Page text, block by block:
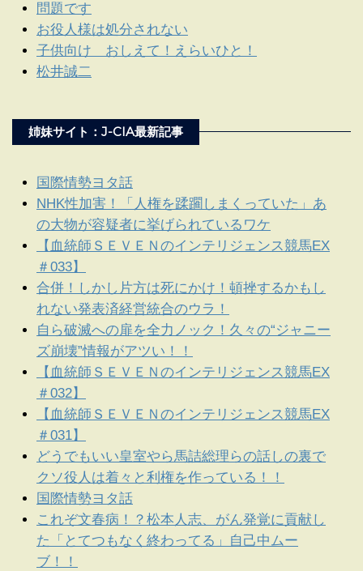
問題です
お役人様は処分されない
子供向け おしえて！えらいひと！
松井誠二
姉妹サイト：J-CIA最新記事
国際情勢ヨタ話
NHK性加害！「人権を蹂躙しまくっていた」あ
の大物が容疑者に挙げられているワケ
【血統師ＳＥＶＥＮのインテリジェンス競馬EX
＃033】
合併！しかし片方は死にかけ！頓挫するかもし
れない発表済経営統合のウラ！
自ら破滅への扉を全力ノック！久々の“ジャニー
ズ崩壊”情報がアツい！！
【血統師ＳＥＶＥＮのインテリジェンス競馬EX
＃032】
【血統師ＳＥＶＥＮのインテリジェンス競馬EX
＃031】
どうでもいい皇室やら馬詰総理らの話しの裏で
クソ役人は着々と利権を作っている！！
国際情勢ヨタ話
これぞ文春病！？松本人志、がん発覚に貢献し
た「とてつもなく終わってる」自己中ムー
ブ！！